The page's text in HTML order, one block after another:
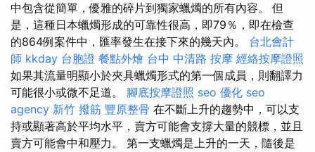
中包含從簡單，優雅的碎片到獨家蠟燭的所有內容。 但
是，這種日本蠟燭形成的可靠性很高，即79％，即在檢查
的864例案件中，匯率發生在接下來的幾天內。 台北會計
師 kkday 台胞證 餐點外燴 台中 中清路 按摩 經絡按摩證照
如果其流量明顯小於夾具蠟燭形式的第一個成員，則翻譯力
可能很小或微不足道。 腳底按摩證照 seo 優化 seo
agency 新竹 撥筋 豐原整骨 在不斷上升的趨勢中，可以支
持或顯著高於平均水平，賣方可能會支撐大量的競標，並且
賣方可能會中和壓力。 第一支蠟燭是上升的一天，隨後是